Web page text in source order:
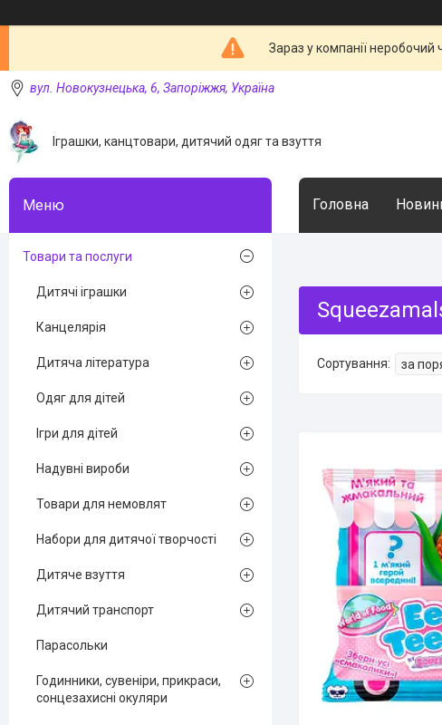
Зараз у компанії
вул. Новокузнецька, 6, Запоріжжя, Україна
Іграшки, канцтовари, дитячий одяг та взуття
Головна
Товари та послуги
Дитячі іграшки
Канцелярія
Дитяча література
Одяг для дітей
Ігри для дітей
Надувні вироби
Товари для немовлят
Набори для дитячої творчості
Дитяче взуття
Дитячий транспорт
Парасольки
Годинники, сувеніри, прикраси,
сонцезахисні окуляри